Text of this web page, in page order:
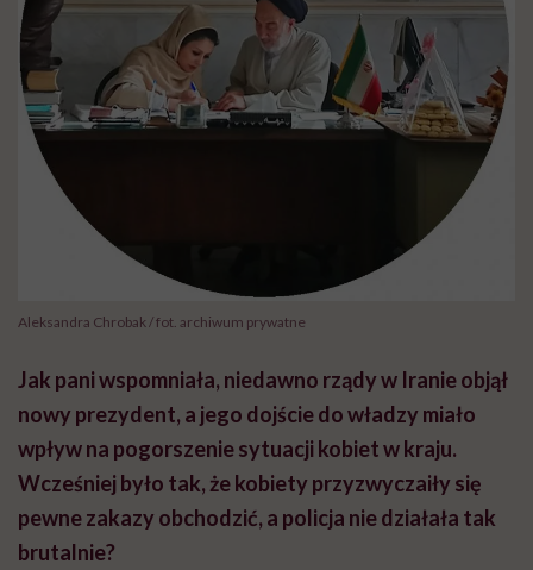
Aleksandra Chrobak / fot. archiwum prywatne
Jak pani wspomniała, niedawno rządy w Iranie objął
nowy prezydent, a jego dojście do władzy miało
wpływ na pogorszenie sytuacji kobiet w kraju.
Wcześniej było tak, że kobiety przyzwyczaiły się
pewne zakazy obchodzić, a policja nie działała tak
brutalnie?